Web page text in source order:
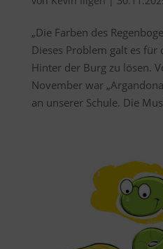
„Die Farben des
Dieses Problem galt es für
Hinter der Burg zu lösen.
November war
an unserer Schule. Die